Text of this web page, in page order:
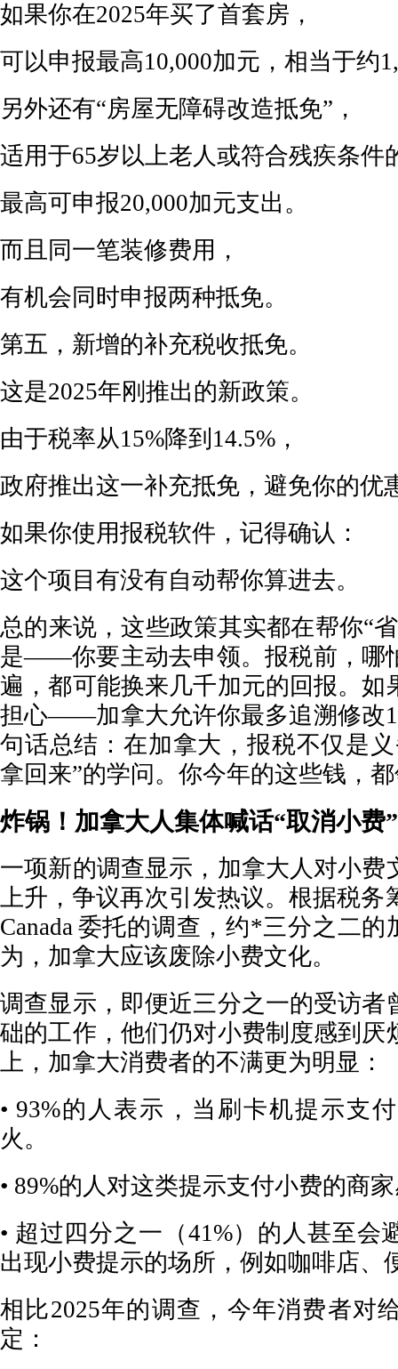
如果你在2025年买了首套房，
可以申报最高10,000加元，相当于约
另外还有“房屋无障碍改造抵免”，
适用于65岁以上老人或符合残疾条件
最高可申报20,000加元支出。
而且同一笔装修费用，
有机会同时申报两种抵免。
第五，新增的补充税收抵免。
这是2025年刚推出的新政策。
由于税率从15%降到14.5%，
政府推出这一补充抵免，避免你的优
如果你使用报税软件，记得确认：
这个项目有没有自动帮你算进去。
总的来说，这些政策其实都在帮你“
是——你要主动去申领。报税前，哪
遍，都可能换来几千加元的回报。如
担心——加拿大允许你最多追溯修改
句话总结：在加拿大，报税不仅是
拿回来”的学问。你今年的这些钱，
炸锅！加拿大人集体喊话“取消小
一项新的调查显示，加拿大人对小费
上升，争议再次引发热议。根据税务
Canada 委托的调查，约*三分之二的
为，加拿大应该废除小费文化。
调查显示，即便近三分之一的受访者
础的工作，他们仍对小费制度感到厌
上，加拿大消费者的不满更为明显：
• 93%的人表示，当刷卡机提示支
火。
• 89%的人对这类提示支付小费的商
• 超过四分之一（41%）的人甚至会
出现小费提示的场所，例如咖啡店、
相比2025年的调查，今年消费者对
定：